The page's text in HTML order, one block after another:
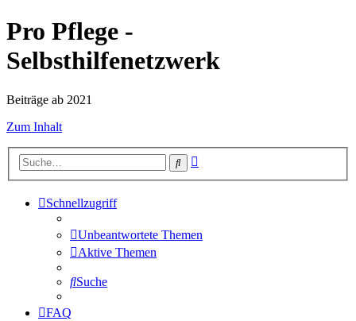
Pro Pflege -
Selbsthilfenetzwerk
Beiträge ab 2021
Zum Inhalt
Suche
Schnellzugriff
Unbeantwortete Themen
Aktive Themen
Suche
FAQ